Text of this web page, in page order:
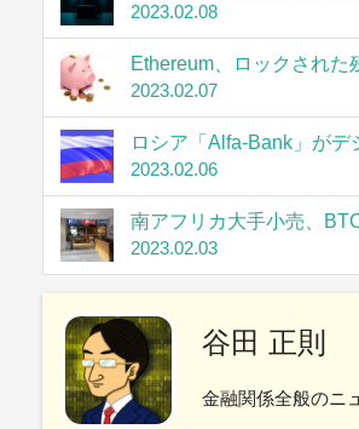
2023.02.08
Ethereum、ロックされ
2023.02.07
ロシア「Alfa-Bank」が
2023.02.06
南アフリカ大手小売、
2023.02.03
谷田 正則
金融関係全般のニ